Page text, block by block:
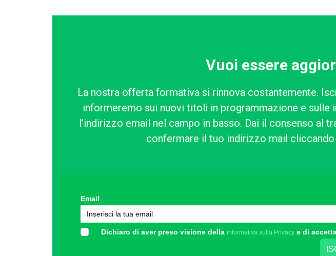
Vuoi essere
La nostra offerta formativa si rinnova costantemente.
informeremo sui nuovi titoli in programmazione e
l’indirizzo email nel campo in basso. Dai il consenso al
confermare il tuo indirizzo mail
Email
Dichiaro di aver preso visione della informativa sulla Privacy e di